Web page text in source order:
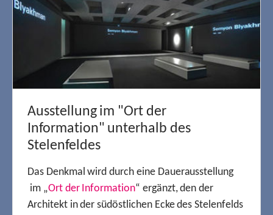
Ausstellung im "Ort der
Information" unterhalb des
Stelenfeldes
Das Denkmal wird durch eine Dauerausstellung
im „Ort der Information“ ergänzt, den der
Architekt in der südöstlichen Ecke des Stelenfelds